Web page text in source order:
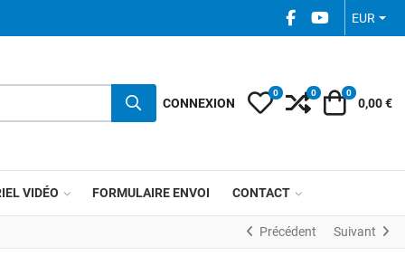
FACEBOOK
YOUTUBE
EUR
CONNEXION My Wishlist
0 Compare
0 Votre
0
0,00 €
VIDÉO FORMULAIRE ENVOI CONTACT
Précédent Suivant